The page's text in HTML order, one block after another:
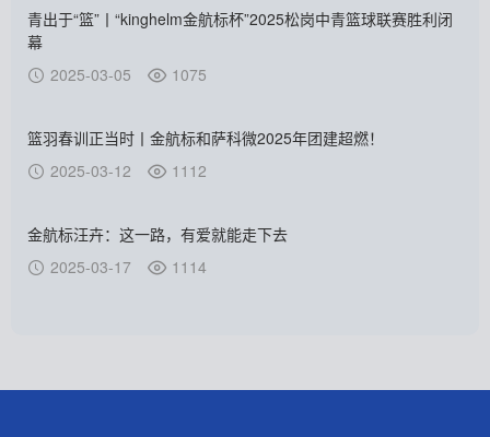
青出于“篮”丨“kinghelm金航标杯”2025松岗中青篮球联赛胜利闭
幕
2025-03-05
1075
篮羽春训正当时丨金航标和萨科微2025年团建超燃！
2025-03-12
1112
金航标汪卉：这一路，有爱就能走下去
2025-03-17
1114